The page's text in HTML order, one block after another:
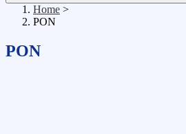
Home >
PON
PON